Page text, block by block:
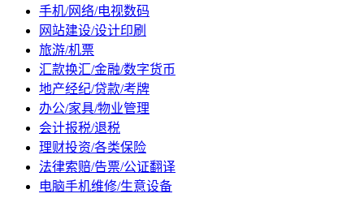
手机/网络/电视数码
网站建设/设计印刷
旅游/机票
汇款换汇/金融/数字货币
地产经纪/贷款/考牌
办公/家具/物业管理
会计报税/退税
理财投资/各类保险
法律索赔/告票/公证翻译
电脑手机维修/生意设备